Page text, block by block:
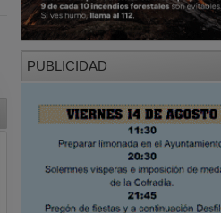
PUBLICIDAD